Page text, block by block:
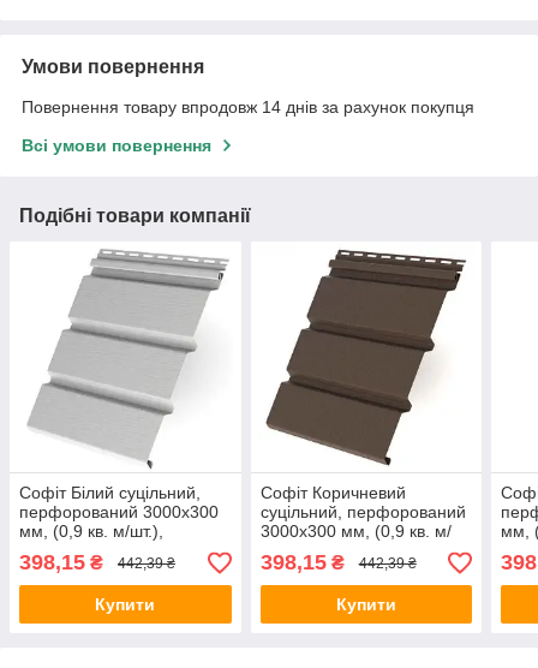
Умови повернення
Повернення товару впродовж 14 днів за рахунок покупця
Всі умови повернення
Подібні товари компанії
Софіт Білий суцільний,
перфорований 3000х300
мм, (0,9 кв. м/шт.),
"RAINWAY" Україна.
398,15 ₴ 442,39 ₴
Купити
Софіт Коричневий
суцільний, перфорований
3000х300 мм, (0,9 кв. м/
шт.), "RAINWAY" Україна.
398,15₴ 442,39 ₴
Купити
мм,